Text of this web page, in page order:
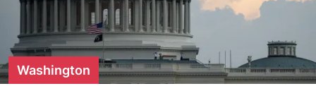
Washington